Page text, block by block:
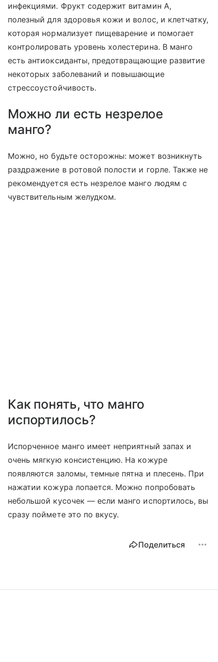
инфекциями. Фрукт содержит витамин A,
полезный для здоровья кожи и волос, и клетчатку,
которая нормализует пищеварение и помогает
контролировать уровень холестерина. В манго
есть антиоксиданты, предотвращающие развитие
некоторых заболеваний и повышающие
стрессоустойчивость.
Можно ли есть незрелое
манго?
Можно, но будьте осторожны: может возникнуть
раздражение в ротовой полости и горле. Также не
рекомендуется есть незрелое манго людям с
чувствительным желудком.
Как понять, что манго
испортилось?
Испорченное манго имеет неприятный запах и
очень мягкую консистенцию. На кожуре
появляются заломы, темные пятна и плесень. При
нажатии кожура лопается. Можно попробовать
небольшой кусочек — если манго испортилось, вы
сразу поймете это по вкусу.
Поделиться